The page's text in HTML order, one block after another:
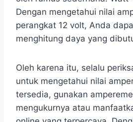
Dengan mengetahui nilai
perangkat 12 volt, Anda
menghitung daya yang
Oleh karena itu, selalu
untuk mengetahui nilai
tersedia, gunakan
mengukurnya atau